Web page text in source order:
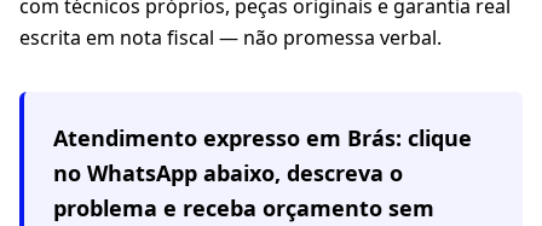
com técnicos próprios, peças originais e garantia real
escrita em nota fiscal — não promessa verbal.
Atendimento expresso em Brás: clique
no WhatsApp abaixo, descreva o
problema e receba orçamento sem